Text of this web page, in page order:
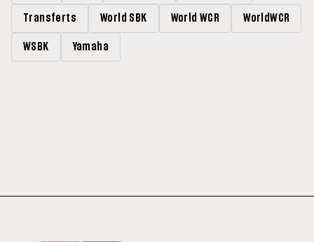
Transferts World SBK World WCR WorldWCR
WSBK Yamaha